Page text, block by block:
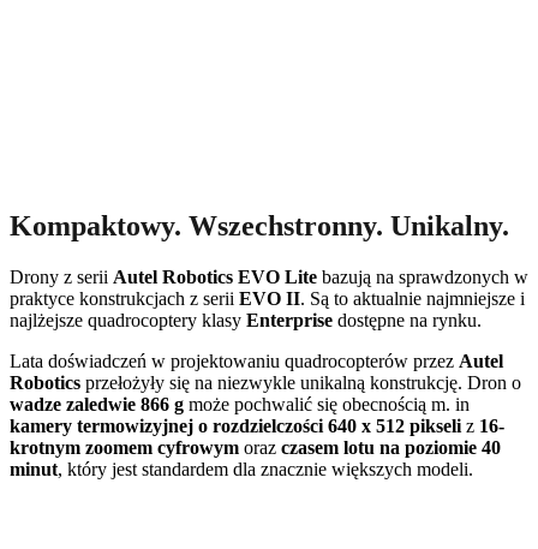
Kompaktowy. Wszechstronny. Unikalny.
Drony z serii Autel Robotics EVO Lite bazują na sprawdzonych w
praktyce konstrukcjach z serii EVO II. Są to aktualnie najmniejsze i
najlżejsze quadrocoptery klasy Enterprise dostępne na rynku.
Lata doświadczeń w projektowaniu quadrocopterów przez Autel
Robotics przełożyły się na niezwykle unikalną konstrukcję. Dron o
wadze zaledwie 866 g może pochwalić się obecnością m. in
kamery termowizyjnej o rozdzielczości 640 x 512 pikseli z 16-
krotnym zoomem cyfrowym oraz czasem lotu na poziomie 40
minut, który jest standardem dla znacznie większych modeli.